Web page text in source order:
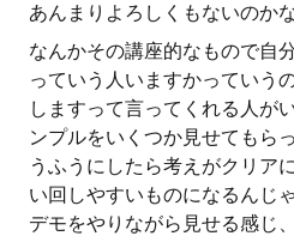
あんまりよろしくもないのか
なんかその講座的なもので自
っていう人いますかっていう
しますって言ってくれる人が
ンプルをいくつか見せてもら
うふうにしたら考えがクリア
い回しやすいものになるんじ
デモをやりながら見せる感じ、